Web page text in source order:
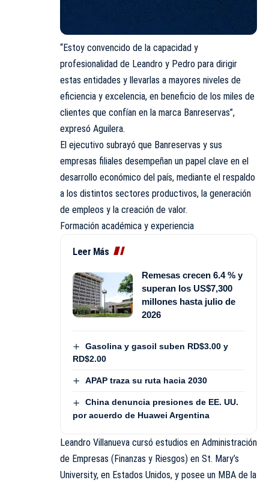
“Estoy convencido de la capacidad y
profesionalidad de Leandro y Pedro para dirigir
estas entidades y llevarlas a mayores niveles de
eficiencia y excelencia, en beneficio de los miles de
clientes que confían en la marca Banreservas”,
expresó Aguilera.
El ejecutivo subrayó que Banreservas y sus
empresas filiales desempeñan un papel clave en el
desarrollo económico del país, mediante el respaldo
a los distintos sectores productivos, la generación
de empleos y la creación de valor.
Formación académica y experiencia
Leer Más
Remesas crecen 6.4 % y
superan los US$7,300
millones hasta julio de
2026
Gasolina y gasoil suben RD$3.00 y
RD$2.00
APAP traza su ruta hacia 2030
China denuncia presiones de EE. UU.
por acuerdo de Huawei Argentina
Leandro Villanueva cursó estudios en Administración
de Empresas (Finanzas y Riesgos) en St. Mary’s
University, en Estados Unidos, y posee un MBA de la